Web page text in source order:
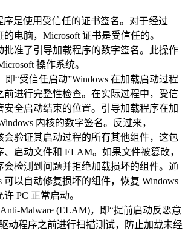
序是使用受信任的证书签名。对于经过
的电脑，Microsoft 证书是受信任的。
批准了引导加载程序的数字签名。此操作
操作系统。
即“受信任启动”Windows 在加载启动过程
前进行完整性检查。在实际过程中，受信
安全启动结束的位置。引导加载程序在加
内核的数字签名。反过来，
会验证其启动过程的所有其他组件，这包
、启动文件和 ELAM。如果文件被篡改，
会检测到问题并拒绝加载损坏的组件。通
可以自动修复损坏的组件，恢复 Windows
PC 正常启动。
Anti-Malware (ELAM)，即“提前启动反恶意
动程序之前进行扫描测试，防止加载未经